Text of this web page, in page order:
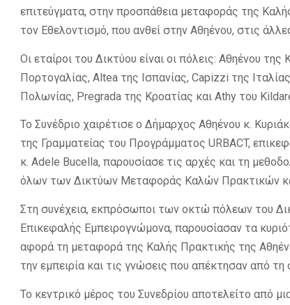
επιτεύγματα, στην προσπάθεια μεταφοράς της
τον Εθελοντισμό, που ανθεί στην Αθηένου, στις
Οι εταίροι του Δικτύου είναι οι πόλεις: Αθηένου
Πορτογαλίας, Altea της Ισπανίας, Capizzi της
Πολωνίας, Pregrada της Κροατίας και Athy του
Το Συνέδριο χαιρέτισε ο Δήμαρχος Αθηένου κ.
της Γραμματείας του Προγράμματος URBACT,
κ. Adele Bucella, παρουσίασε τις αρχές και τη
όλων των Δικτύων Μεταφοράς Καλών Πρακτικών
Στη συνέχεια, εκπρόσωποι των οκτώ πόλεων του
Επικεφαλής Εμπειρογνώμονα, παρουσίασαν τα
αφορά τη μεταφορά της Καλής Πρακτικής της
την εμπειρία και τις γνώσεις που απέκτησαν από
Το κεντρικό μέρος του Συνεδρίου αποτελείτο από